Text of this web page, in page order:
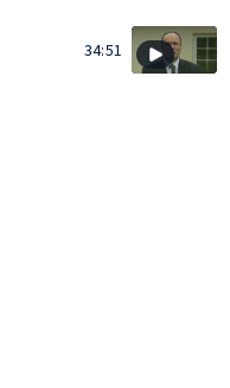
34:51